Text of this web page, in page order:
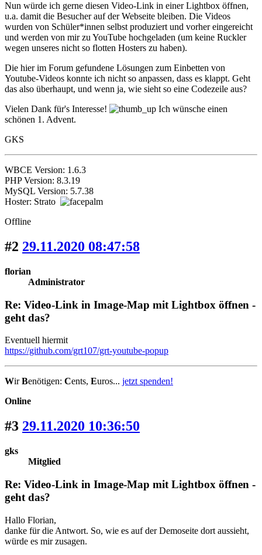
Nun würde ich gerne diesen Video-Link in einer Lightbox öffnen,
u.a. damit die Besucher auf der Webseite bleiben. Die Videos
wurden von Schüler*innen selbst produziert und vorher eingereicht
und werden von mir zu YouTube hochgeladen (um keine Ruckler
wegen unseres nicht so flotten Hosters zu haben).
Die hier im Forum gefundene Lösungen zum Einbetten von
Youtube-Videos konnte ich nicht so anpassen, dass es klappt. Geht
das also überhaupt, und wenn ja, wie sieht so eine Codezeile aus?
Vielen Dank für's Interesse!
Ich wünsche einen
schönen 1. Advent.
GKS
WBCE Version: 1.6.3
PHP Version: 8.3.19
MySQL Version: 5.7.38
Hoster: Strato
Offline
#2 29.11.2020 08:47:58
florian
Administrator
Re: Video-Link in Image-Map mit Lightbox öffnen -
geht das?
Eventuell hiermit
https://github.com/grt107/grt-youtube-popup
WirBenötigen: Cents, Euros... jetzt spenden!
Online
#3 29.11.2020 10:36:50
gks
Mitglied
Re: Video-Link in Image-Map mit Lightbox öffnen -
geht das?
Hallo Florian,
danke für die Antwort. So, wie es auf der Demoseite dort aussieht,
würde es mir zusagen.